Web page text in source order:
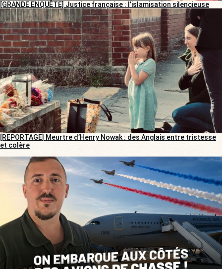
[GRANDE ENQUÊTE] Justice française : l’islamisation silencieuse
[REPORTAGE] Meurtre d’Henry Nowak : des Anglais entre tristesse
et colère